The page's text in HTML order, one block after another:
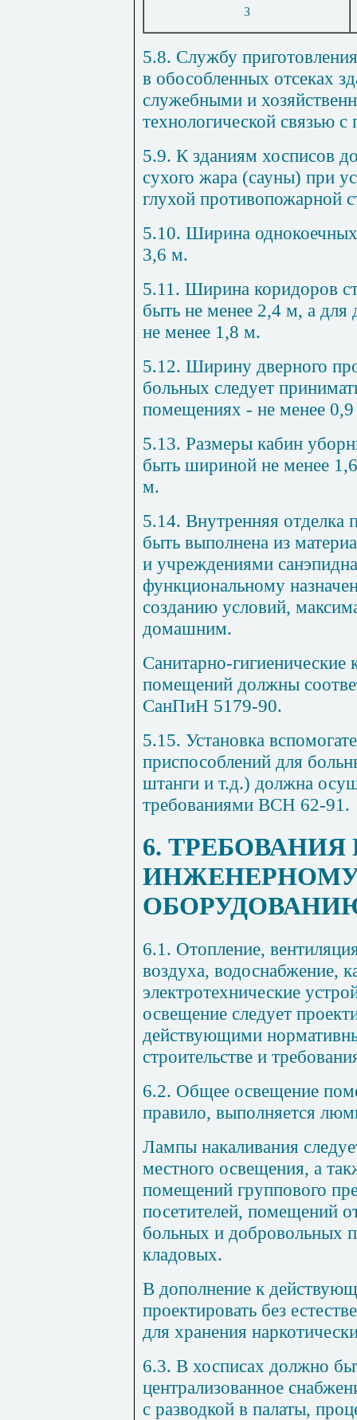
3
5.8. Службу
в обособленных отсеках
служебными и
технологической связью с
5.9. К зданиям хосписов
сухого жара (сауны) при
глухой противопожарной
5.10. Ширина
3,6 м.
5.11. Ширина коридоров
быть не менее 2,4 м, а
не менее 1,8 м.
5.12. Ширину дверного
больных следует
помещениях - не менее
5.13. Размеры кабин
быть шириной не менее
м.
5.14. Внутренняя
быть выполнена из
и учреждениями
функциональному
созданию условий,
домашним.
Санитарно-гигиенические
помещений должны
СанПиН 5179-90.
5.15. Установка
приспособлений для
штанги и т.д.) должна
требованиями ВСН 62-91.
6. ТРЕБОВАНИЯ
6.1. Отопление,
воздуха, водоснабжение,
электротехнические
освещение следует
действующими
строительстве и
6.2. Общее освещение
правило, выполняется
Лампы накаливания
местного освещения, а
помещений группового
посетителей, помещений
больных и добровольных
кладовых.
В дополнение к
проектировать без
для хранения
6.3. В хосписах должно
централизованное
с разводкой в палаты,